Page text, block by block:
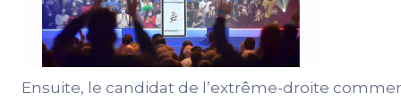
Ensuite, le candidat de l’extrême-droite